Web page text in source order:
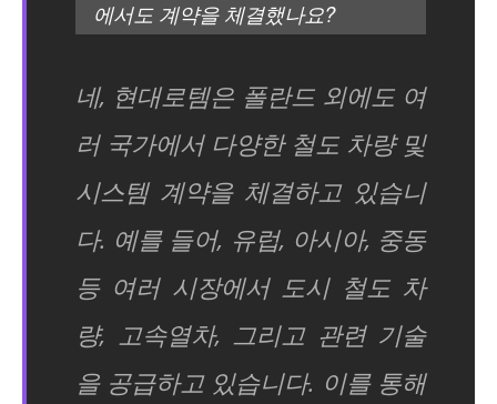
에서도 계약을 체결했나요?
네, 현대로템은 폴란드 외에도 여
러 국가에서 다양한 철도 차량 및
시스템 계약을 체결하고 있습니
다. 예를 들어, 유럽, 아시아, 중동
등 여러 시장에서 도시 철도 차
량, 고속열차, 그리고 관련 기술
을 공급하고 있습니다. 이를 통해